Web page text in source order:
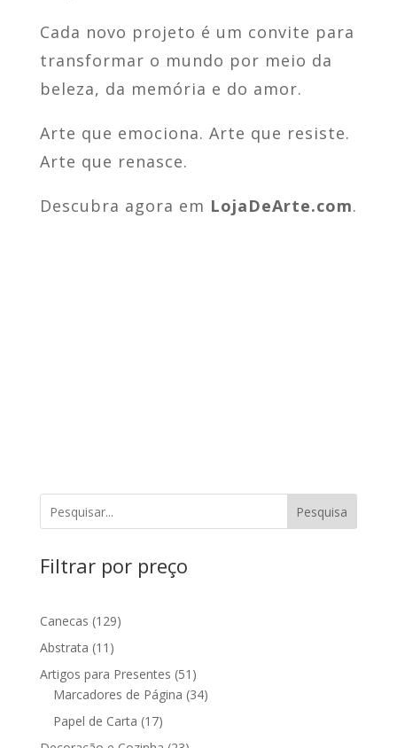
Cada novo projeto é um convite para
transformar o mundo por meio da
beleza, da memória e do amor.
Arte que emociona. Arte que resiste.
Arte que renasce.
Descubra agora em LojaDeArte.com.
Pesquisa
Filtrar por preço
Canecas 129129
Abstrata 11 11
produtos
Artigos para Presentes 51 51
produtos
Marcadores de Página 3434
Papel de Carta 1717
produtos